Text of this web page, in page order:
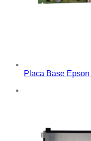
Placa Base